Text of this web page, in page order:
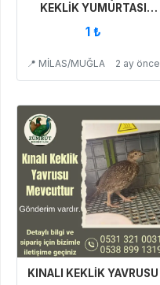
KEKLİK YUMURTASI
1 ₺
📍 MİLAS/MUĞLA 2 ay önce
KINALI KEKLİK YAVRUSU